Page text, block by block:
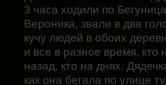
3 часа ходили по
Вероника, звали в два
кучу людей в обоих
и все в разное время,
назад, кто на днях.
как она бегала по улице